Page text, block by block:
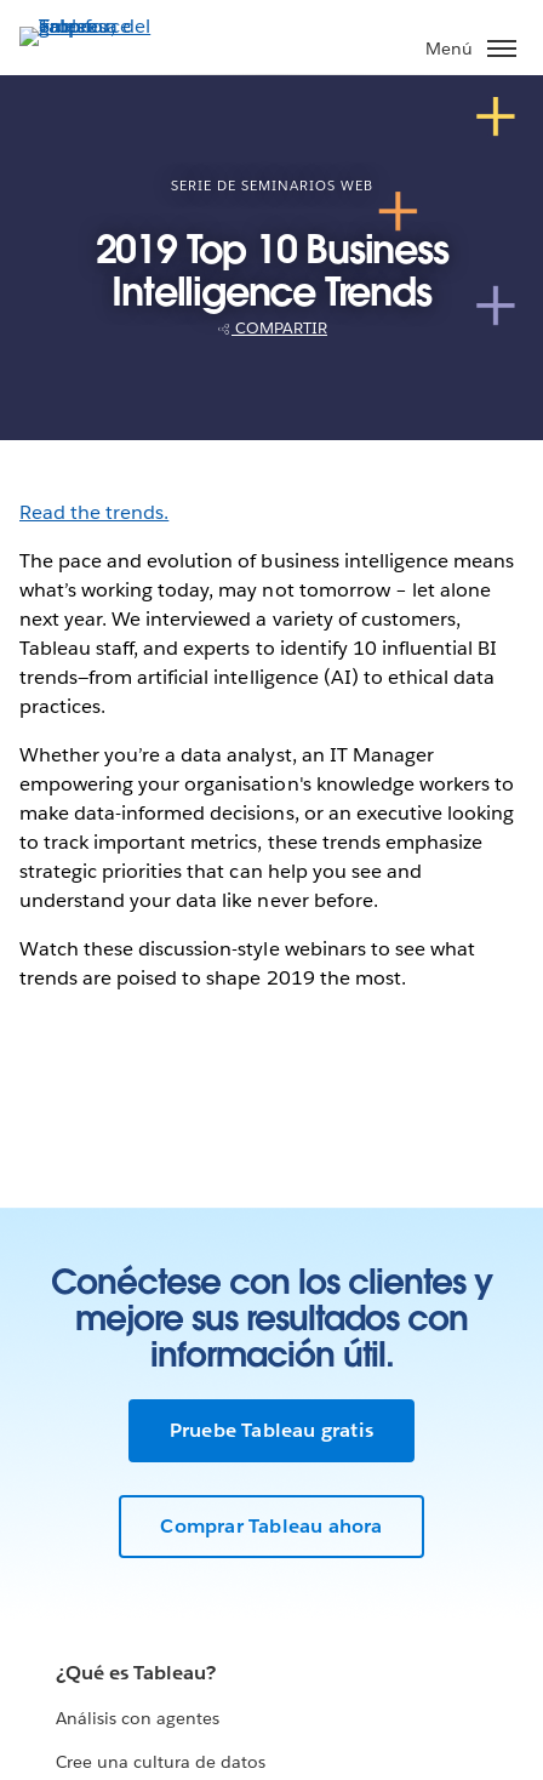
contenido
Menú
SERIE DE SEMINARIOS WEB
2019 Top 10 Business
Intelligence Trends
COMPARTIR
Read the trends.
The pace and evolution of business intelligence means
what’s working today, may not tomorrow – let alone
next year. We interviewed a variety of customers,
Tableau staff, and experts to identify 10 influential BI
trends—from artificial intelligence (AI) to ethical data
practices.
Whether you’re a data analyst, an IT Manager
empowering your organisation's knowledge workers to
make data-informed decisions, or an executive looking
to track important metrics, these trends emphasize
strategic priorities that can help you see and
understand your data like never before.
Watch these discussion-style webinars to see what
trends are poised to shape 2019 the most.
Conéctese con los clientes y
mejore sus resultados con
información útil.
Pruebe Tableau gratis
Comprar Tableau ahora
¿Qué es Tableau?
Análisis con agentes
Cree una cultura de datos